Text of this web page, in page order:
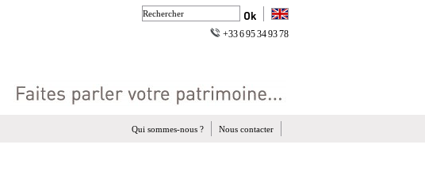
+33 6 95 34 93 78
Nous contacter
Qui sommes-nous ?